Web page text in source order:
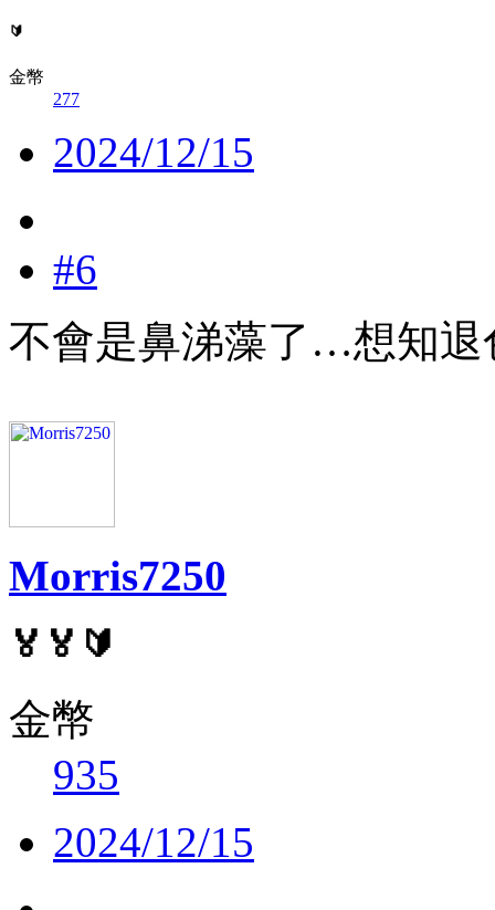
🔰
金幣
277
2024/12/15
#6
不會是鼻涕藻了…想知
Morris7250
🏅🏅🔰
金幣
935
2024/12/15